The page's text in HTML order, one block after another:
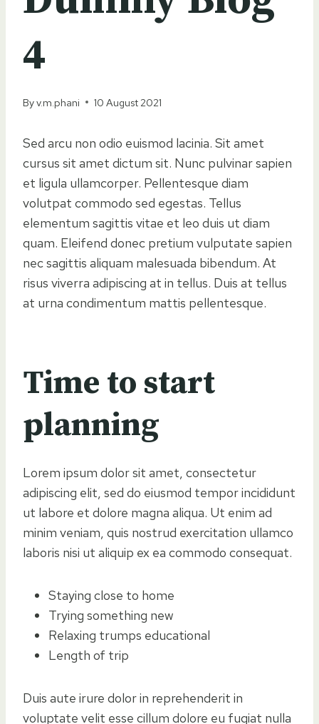
4
Byv.m.phani 10 August 2021
Sed arcu non odio euismod lacinia. Sit amet
cursus sit amet dictum sit. Nunc pulvinar sapien
et ligula ullamcorper. Pellentesque diam
volutpat commodo sed egestas. Tellus
elementum sagittis vitae et leo duis ut diam
quam. Eleifend donec pretium vulputate sapien
nec sagittis aliquam malesuada bibendum. At
risus viverra adipiscing at in tellus. Duis at tellus
at urna condimentum mattis pellentesque.
Time to start
planning
Lorem ipsum dolor sit amet, consectetur
adipiscing elit, sed do eiusmod tempor incididunt
ut labore et dolore magna aliqua. Ut enim ad
minim veniam, quis nostrud exercitation ullamco
laboris nisi ut aliquip ex ea commodo consequat.
Staying close to home
Trying something new
Relaxing trumps educational
Length of trip
Duis aute irure dolor in reprehenderit in
voluptate velit esse cillum dolore eu fugiat nulla